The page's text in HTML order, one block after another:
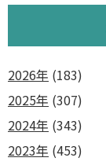
2026年 (183)
2025年 (307)
2024年 (343)
2023年 (453)